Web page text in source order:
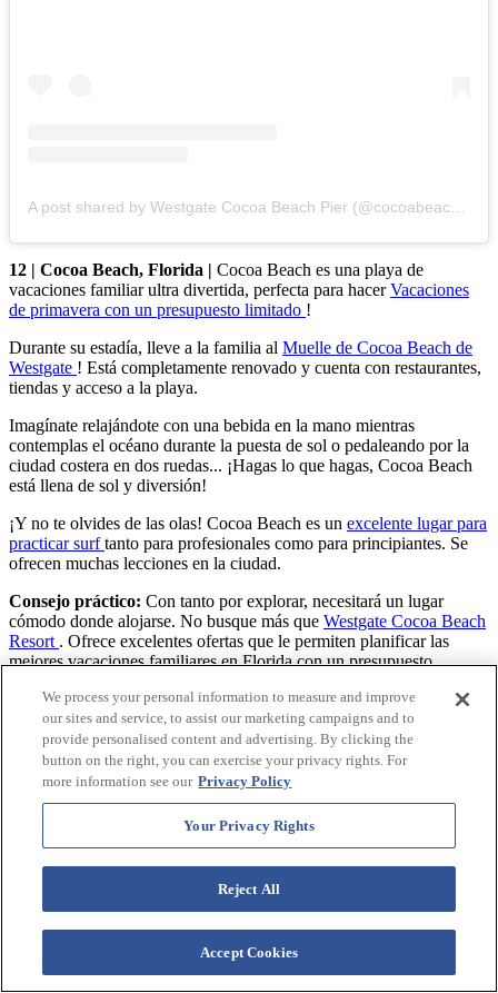
12 | Cocoa Beach, Florida | Cocoa Beach es una playa de
vacaciones familiar ultra divertida, perfecta para hacerVacaciones
de primavera con un presupuesto limitado !
Durante su estadía, lleve a la familia al Muelle de Cocoa Beach de
Westgate ! Está completamente renovado y cuenta con restaurantes,
tiendas y acceso a la playa.
Imagínate relajándote con una bebida en la mano mientras
contemplas el océano durante la puesta de sol o pedaleando por la
ciudad costera en dos ruedas... ¡Hagas lo que hagas, Cocoa Beach
está llena de sol y diversión!
¡Y no te olvides de las olas! Cocoa Beach es un excelente lugar para
practicar surftanto para profesionales como para principiantes. Se
ofrecen muchas lecciones en la ciudad.
Consejo práctico: Con tanto por explorar, necesitará un lugar
cómodo donde alojarse. No busque más que Westgate Cocoa Beach
Resort . Ofrece excelentes ofertas que le permiten planificar las
mejores vacaciones familiares en Florida con un presupuesto
We process your personal information to measure and improve
our sites and service, to assist our marketing campaigns and to
provide personalised content and advertising. By clicking the
button on the right, you can exercise your privacy rights. For
more information see our Privacy Policy
Your Privacy Rights
Reject All
Accept Cookies